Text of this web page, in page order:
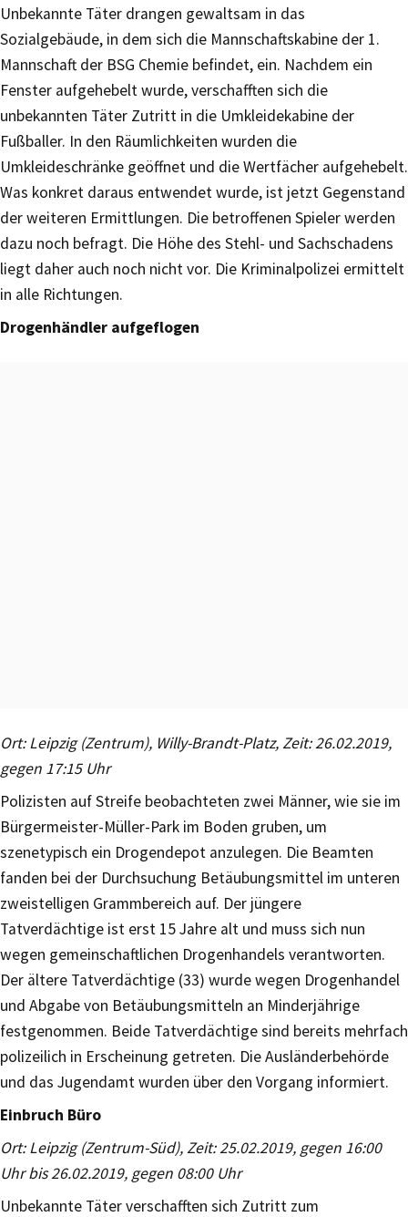
Unbekannte Täter drangen gewaltsam in das
Sozialgebäude, in dem sich die Mannschaftskabine der 1.
Mannschaft der BSG Chemie befindet, ein. Nachdem ein
Fenster aufgehebelt wurde, verschafften sich die
unbekannten Täter Zutritt in die Umkleidekabine der
Fußballer. In den Räumlichkeiten wurden die
Umkleideschränke geöffnet und die Wertfächer aufgehebelt.
Was konkret daraus entwendet wurde, ist jetzt Gegenstand
der weiteren Ermittlungen. Die betroffenen Spieler werden
dazu noch befragt. Die Höhe des Stehl- und Sachschadens
liegt daher auch noch nicht vor. Die Kriminalpolizei ermittelt
in alle Richtungen.
Drogenhändler aufgeflogen
Ort: Leipzig (Zentrum), Willy-Brandt-Platz, Zeit: 26.02.2019,
gegen 17:15 Uhr
Polizisten auf Streife beobachteten zwei Männer, wie sie im
Bürgermeister-Müller-Park im Boden gruben, um
szenetypisch ein Drogendepot anzulegen. Die Beamten
fanden bei der Durchsuchung Betäubungsmittel im unteren
zweistelligen Grammbereich auf. Der jüngere
Tatverdächtige ist erst 15 Jahre alt und muss sich nun
wegen gemeinschaftlichen Drogenhandels verantworten.
Der ältere Tatverdächtige (33) wurde wegen Drogenhandel
und Abgabe von Betäubungsmitteln an Minderjährige
festgenommen. Beide Tatverdächtige sind bereits mehrfach
polizeilich in Erscheinung getreten. Die Ausländerbehörde
und das Jugendamt wurden über den Vorgang informiert.
Einbruch Büro
Ort: Leipzig (Zentrum-Süd), Zeit: 25.02.2019, gegen 16:00
Uhr bis 26.02.2019, gegen 08:00 Uhr
Unbekannte Täter verschafften sich Zutritt zum